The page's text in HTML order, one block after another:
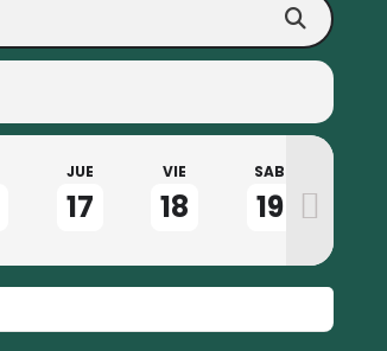
JUE
17
VIE
18
SAB
19